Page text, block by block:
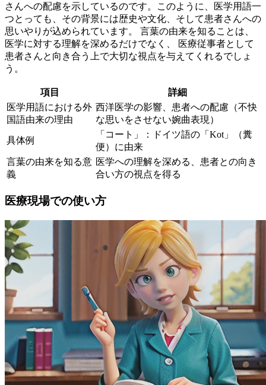
さんへの配慮を示しているのです。このように、医学用語一
つとっても、その背景には歴史や文化、そして患者さんへの
思いやりが込められています。 言葉の由来を知ることは、
医学に対する理解を深めるだけでなく、 医療従事者として
患者さんと向き合う上で大切な視点を与えてくれるでしょ
う。
項目
詳細
医学用語における外
国語由来の理由
西洋医学の影響、患者への配慮（不快
な思いをさせない婉曲表現）
具体例
「コート」：ドイツ語の「Kot」（糞
便）に由来
言葉の由来を知る意
義
医学への理解を深める、患者との向き
合い方の視点を得る
医療現場での使い方